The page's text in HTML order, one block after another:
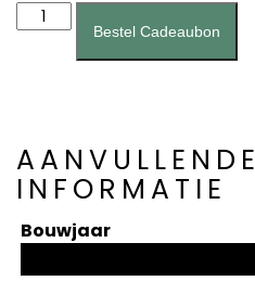
Brandstofpomp
(A0026)
Bestel Cadeaubon
AANVULLENDE
INFORMATIE
Bouwjaar